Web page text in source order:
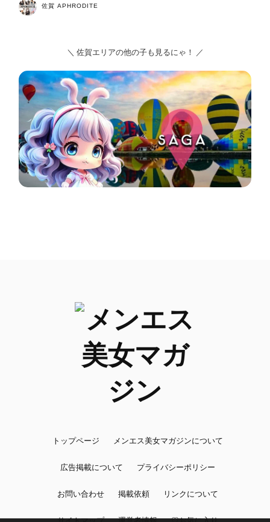
佐賀 APHRODITE
＼ 佐賀エリアの他の子も見るにゃ！ ／
トップページ メンエス美女マガジンについて
広告掲載について プライバシーポリシー
お問い合わせ 掲載依頼 リンクについて